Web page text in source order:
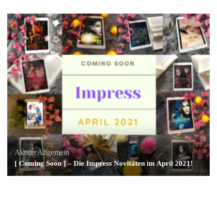
AktionAllgemein
[ Coming Soon ] – Die Impress Novitäten im April 2021!